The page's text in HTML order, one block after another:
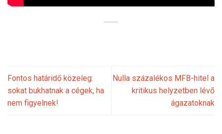
Fontos határidő közeleg:
sokat bukhatnak a cégek, ha
nem figyelnek!
Nulla százalékos MFB-hitel a
kritikus helyzetben lévő
ágazatoknak